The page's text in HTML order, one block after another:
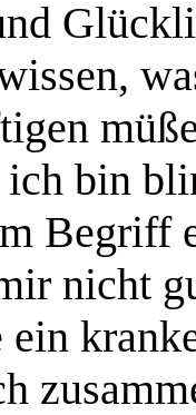
ich bin
Begriff
nicht
ein